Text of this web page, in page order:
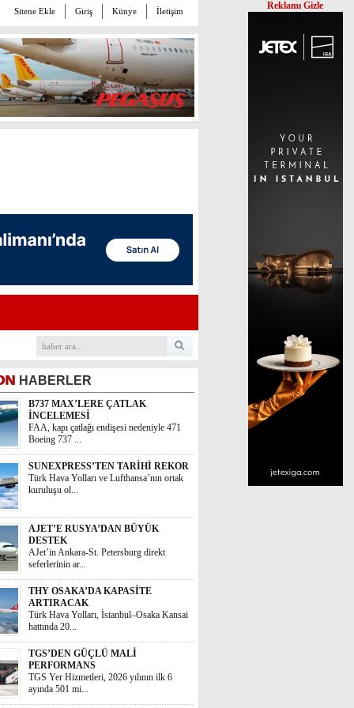
Sitene Ekle Giriş Künye İletişim
HABERLER
B737 MAX’LERE ÇATLAK
İNCELEMESİ
FAA, kapı çatlağı endişesi nedeniyle 471
Boeing 737 ...
SUNEXPRESS’TEN TARİHİ REKOR
Türk Hava Yolları ve Lufthansa’nın ortak
kuruluşu ol...
AJET’E RUSYA’DAN BÜYÜK
DESTEK
AJet’in Ankara-St. Petersburg direkt
seferlerinin ar...
THY OSAKA’DA KAPASİTE
ARTIRACAK
Türk Hava Yolları, İstanbul–Osaka Kansai
hattında 20...
TGS’DEN GÜÇLÜ MALİ
PERFORMANS
TGS Yer Hizmetleri, 2026 yılının ilk 6
ayında 501 mi...
Reklamı Gizle